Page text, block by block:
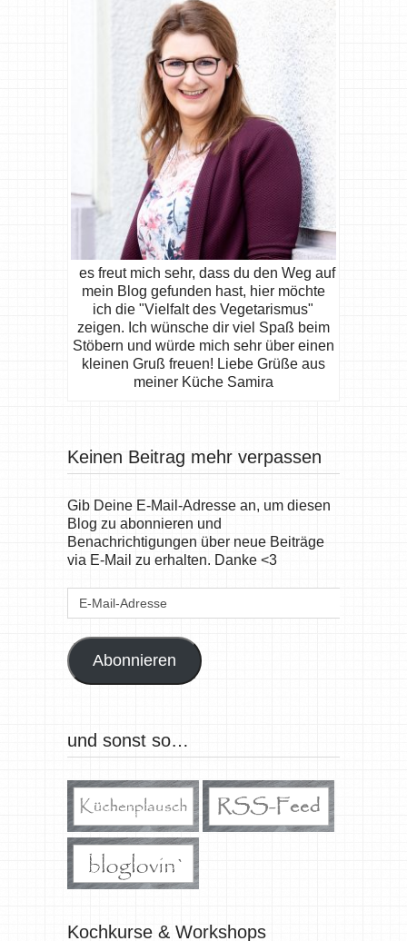
es freut mich sehr, dass du den Weg auf
mein Blog gefunden hast, hier möchte
ich die "Vielfalt des Vegetarismus"
zeigen. Ich wünsche dir viel Spaß beim
Stöbern und würde mich sehr über einen
kleinen Gruß freuen! Liebe Grüße aus
meiner Küche Samira
Keinen Beitrag mehr verpassen
Gib Deine E-Mail-Adresse an, um diesen
Blog zu abonnieren und
Benachrichtigungen über neue Beiträge
via E-Mail zu erhalten. Danke <3
E-
Abonnieren
und sonst so…
Kochkurse & Workshops